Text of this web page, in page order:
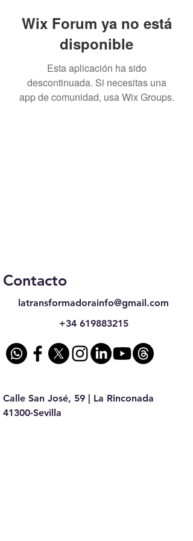
Wix Forum ya no está
disponible
Esta aplicación ha sido
descontinuada. Si necesitas una
app de comunidad, usa Wix Groups.
Contacto
latransformadorainfo@gmail.com
+34 619883215
Calle San José, 59 | La Rinconada
41300-Sevilla